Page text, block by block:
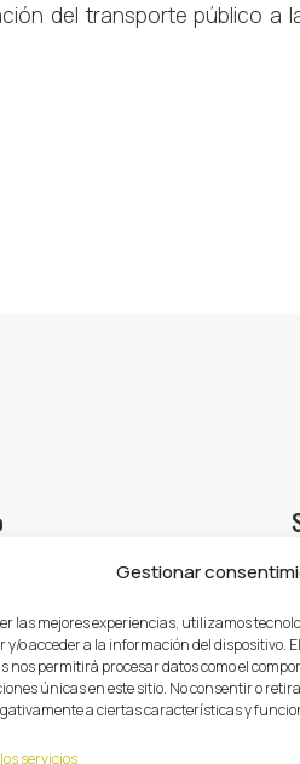
Gestionar
las mejores experiencias, utilizamos
y/o acceder a la información del dispositivo.
nos permitirá procesar datos como el
únicas en este sitio. No consentir o
a ciertas características y
servicios
del transporte público a